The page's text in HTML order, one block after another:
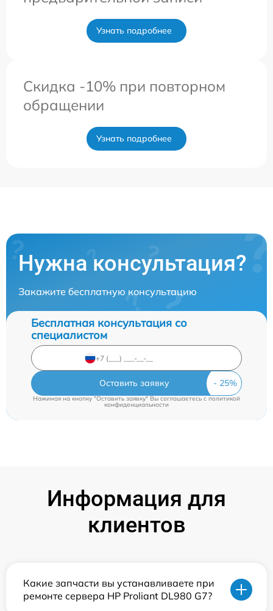
Узнать подробнее
Скидка -10% при повторном
обращении
Узнать подробнее
Нужна консультация?
Закажите бесплатную консультацию
Бесплатная консультация со
специалистом
Оставить заявку
Нажимая на кнопку "Оставить заявку" Вы соглашаетесь c политикой
конфиденциальности
Информация для
клиентов
Какие запчасти вы устанавливаете при
ремонте сервера HP Proliant DL980 G7?